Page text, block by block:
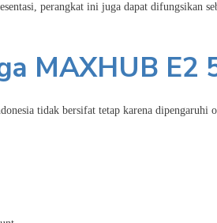
perangkat ini juga dapat difungsikan
MAXHUB E2
tidak bersifat tetap karena dipengaruhi